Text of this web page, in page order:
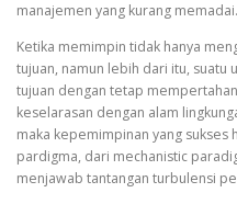
manajemen yang kurang memadai.
Ketika memimpin tidak hanya
tujuan, namun lebih dari itu, suatu
tujuan dengan tetap
keselarasan dengan alam
maka kepemimpinan yang
pardigma, dari mechanistic
menjawab tantangan turbulensi